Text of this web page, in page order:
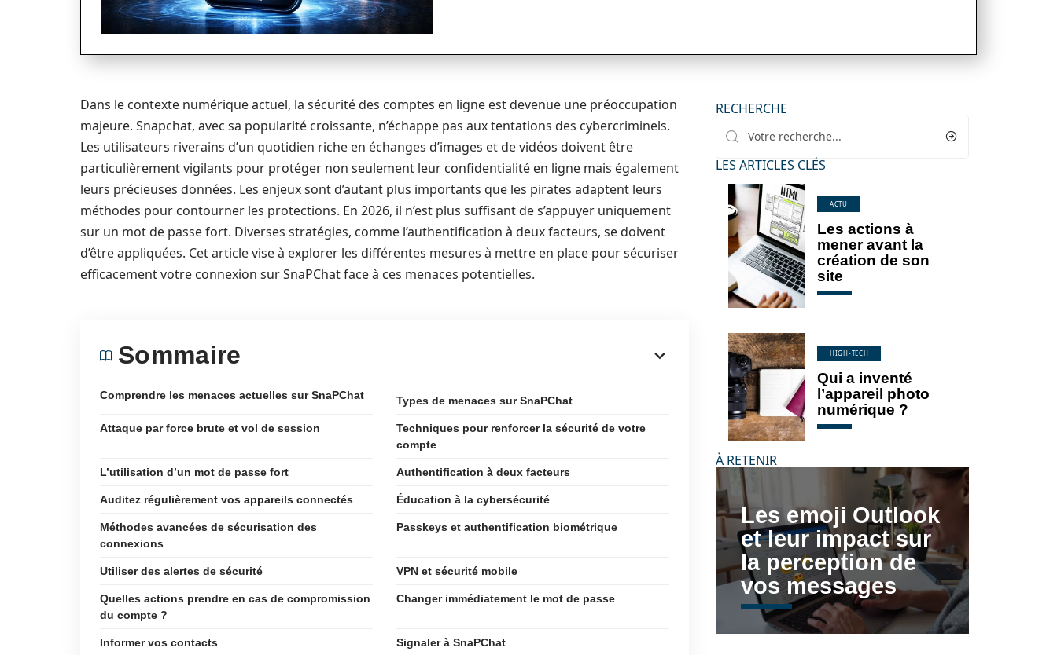
Dans le contexte numérique actuel, la sécurité des comptes en ligne est devenue une préoccupation
majeure. Snapchat, avec sa popularité croissante, n’échappe pas aux tentations des cybercriminels.
Les utilisateurs riverains d’un quotidien riche en échanges d’images et de vidéos doivent être
particulièrement vigilants pour protéger non seulement leur confidentialité en ligne mais également
leurs précieuses données. Les enjeux sont d’autant plus importants que les pirates adaptent leurs
méthodes pour contourner les protections. En 2026, il n’est plus suffisant de s’appuyer uniquement
sur un mot de passe fort. Diverses stratégies, comme l’authentification à deux facteurs, se doivent
d’être appliquées. Cet article vise à explorer les différentes mesures à mettre en place pour sécuriser
efficacement votre connexion sur SnaPChat face à ces menaces potentielles.
Sommaire
Comprendre les menaces actuelles sur SnaPChat Types de menaces sur SnaPChat
Attaque par force brute et vol de session
Techniques pour renforcer la sécurité de votre
compte
L’utilisation d’un mot de passe fort Authentification à deux facteurs
Auditez régulièrement vos appareils connectés Éducation à la cybersécurité
Méthodes avancées de sécurisation des
connexions
Passkeys et authentification biométrique
Utiliser des alertes de sécurité VPN et sécurité mobile
Quelles actions prendre en cas de compromission
du compte ?
Changer immédiatement le mot de passe
Informer vos contacts Signaler à SnaPChat
RECHERCHE
LES ARTICLES CLÉS
ACTU
Les actions à
mener avant la
création de son
site
HIGH-TECH
Qui a inventé
l’appareil photo
numérique ?
À RETENIR
Les emoji Outlook
et leur impact sur
la perception de
vos messages